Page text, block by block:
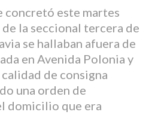
concretó este martes
la seccional tercera de
se hallaban afuera de
en Avenida Polonia y
de consigna
una orden de
domicilio que era